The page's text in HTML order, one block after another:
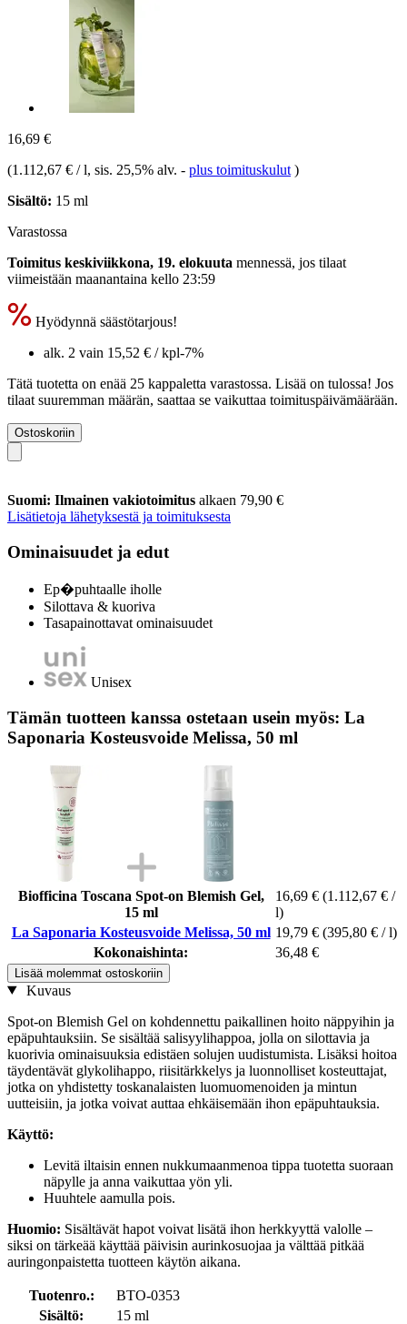
16,69 €
(1.112,67 € / l, sis. 25,5% alv. - plus toimituskulut )
Sisältö: 15 ml
Varastossa
Toimitus keskiviikkona, 19. elokuuta mennessä, jos tilaat
viimeistään maanantaina kello 23:59
Hyödynnä säästötarjous!
alk. 2 vain 15,52 € / kpl-7%
Tätä tuotetta on enää 25 kappaletta varastossa. Lisää on tulossa! Jos
tilaat suuremman määrän, saattaa se vaikuttaa toimituspäivämäärään.
Ostoskoriin
Suomi: Ilmainen vakiotoimitus alkaen 79,90 €
Lisätietoja lähetyksestä ja toimituksesta
Ominaisuudet ja edut
Ep�puhtaalle iholle
Silottava & kuoriva
Tasapainottavat ominaisuudet
Unisex
Tämän tuotteen kanssa ostetaan usein myös: La
Saponaria Kosteusvoide Melissa, 50 ml
Biofficina Toscana Spot-on Blemish Gel,
15 ml
16,69 € (1.112,67 € /
l)
La Saponaria Kosteusvoide Melissa, 50 ml 19,79 € (395,80 € / l)
Kokonaishinta:
36,48 €
Lisää molemmat ostoskoriin
Kuvaus
Spot-on Blemish Gel on kohdennettu paikallinen hoito näppyihin ja
epäpuhtauksiin. Se sisältää salisyylihappoa, jolla on silottavia ja
kuorivia ominaisuuksia edistäen solujen uudistumista. Lisäksi hoitoa
täydentävät glykolihappo, riisitärkkelys ja luonnolliset kosteuttajat,
jotka on yhdistetty toskanalaisten luomuomenoiden ja mintun
uutteisiin, ja jotka voivat auttaa ehkäisemään ihon epäpuhtauksia.
Käyttö:
Levitä iltaisin ennen nukkumaanmenoa tippa tuotetta suoraan
näpylle ja anna vaikuttaa yön yli.
Huuhtele aamulla pois.
Huomio: Sisältävät hapot voivat lisätä ihon herkkyyttä valolle –
siksi on tärkeää käyttää päivisin aurinkosuojaa ja välttää pitkää
auringonpaistetta tuotteen käytön aikana.
Tuotenro.:
BTO-0353
Sisältö:
15 ml